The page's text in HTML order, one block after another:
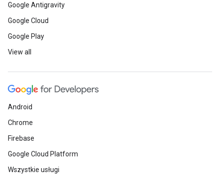
Google Antigravity
Google Cloud
Google Play
View all
Android
Chrome
Firebase
Google Cloud Platform
Wszystkie usługi